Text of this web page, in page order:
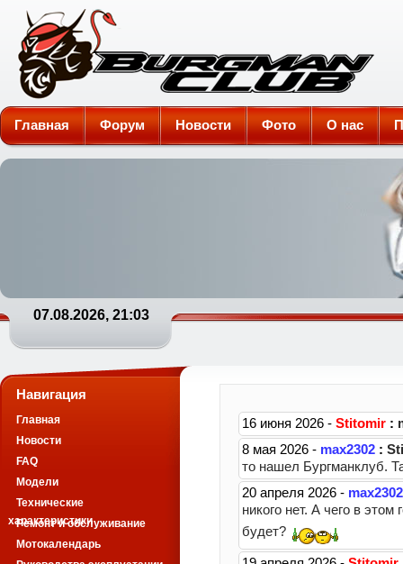
Burgman-Club
Главная Форум Новости Фото О нас
07.08.2026, 21:03
Навигация
Главная
Новости
FAQ
Модели
Технические
характеристики
Ремонт и обслуживание
Мотокалендарь